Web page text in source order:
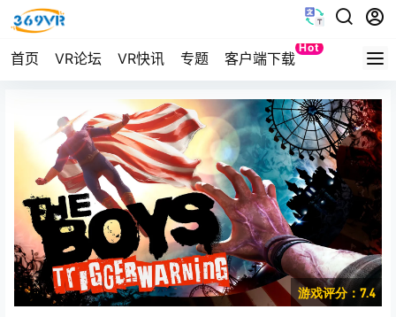
首页 VR论坛 VR快讯 专题 客户端下载
Hot
Quest
游戏评分：7.4